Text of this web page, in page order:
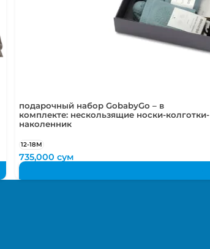
подарочный набор GobabyGo – в
комплекте: нескользящие носки-колготки-
наколенник
12-18М
735,000 сум